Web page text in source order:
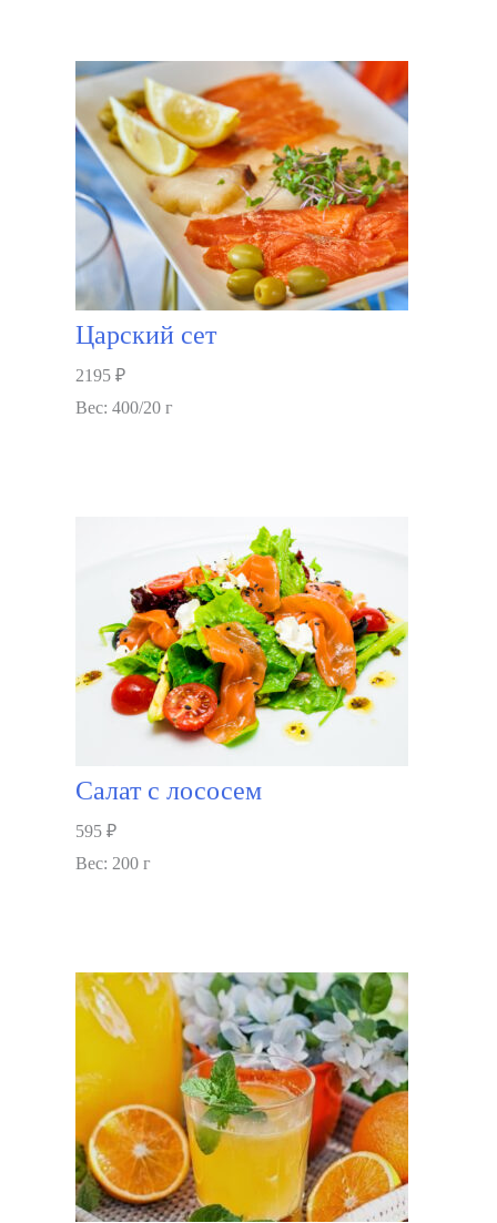
Царский сет
2195 ₽
Вес: 400/20 г
Салат с лососем
595 ₽
Вес: 200 г